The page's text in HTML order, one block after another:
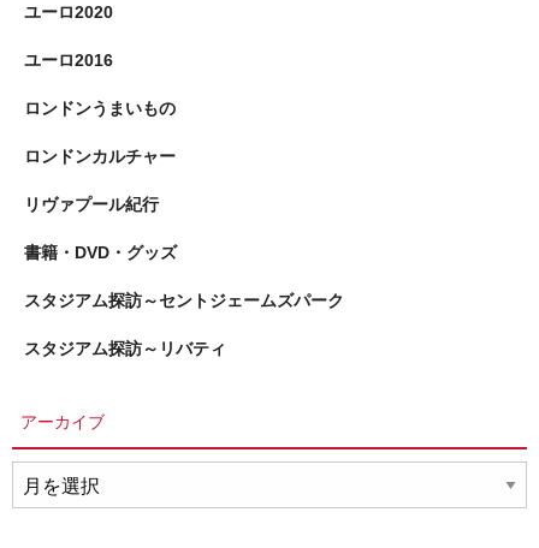
ユーロ2020
ユーロ2016
ロンドンうまいもの
ロンドンカルチャー
リヴァプール紀行
書籍・DVD・グッズ
スタジアム探訪～セントジェームズパーク
スタジアム探訪～リバティ
アーカイブ
ー